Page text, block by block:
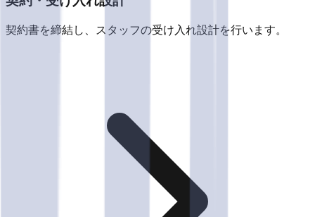
契約書を締結し、スタッフの受け入れ設計を行います。